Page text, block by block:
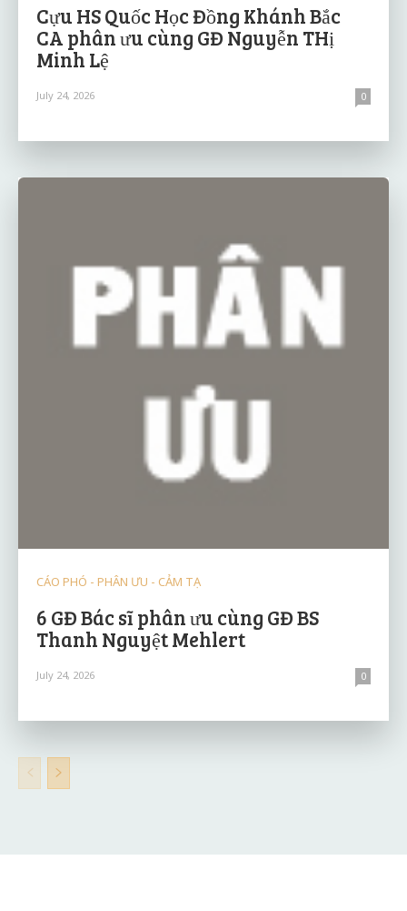
Cựu HS Quốc Học Đồng Khánh Bắc
CA phân ưu cùng GĐ Nguyễn THị
Minh Lệ
July 24, 2026 0
CÁO PHÓ - PHÂN ƯU - CẢM TẠ
6 GĐ Bác sĩ phân ưu cùng GĐ BS
Thanh Nguyệt Mehlert
July 24, 2026 0